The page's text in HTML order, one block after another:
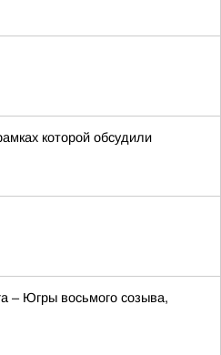
которой обсудили
– Югры восьмого созыва,